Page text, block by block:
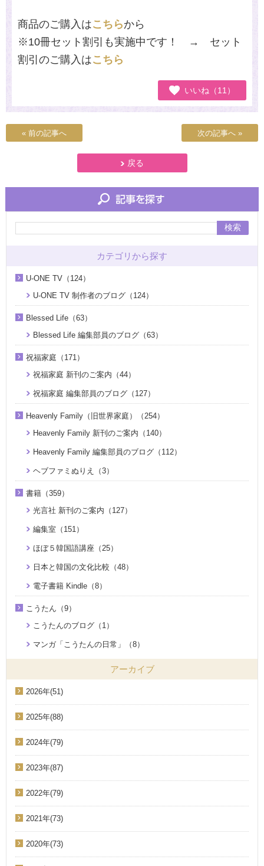
商品のご購入はこちらから
※10冊セット割引も実施中です！ → セット
割引のご購入はこちら
いいね（11）
« 前の記事へ 次の記事へ »
戻る
検索
カテゴリから探す
U-ONE TV（124）
U-ONE TV 制作者のブログ（124）
Blessed Life（63）
Blessed Life 編集部員のブログ（63）
祝福家庭（171）
祝福家庭 新刊のご案内（44）
祝福家庭 編集部員のブログ（127）
Heavenly Family（旧世界家庭）（254）
Heavenly Family 新刊のご案内（140）
Heavenly Family 編集部員のブログ（112）
ヘブファミぬりえ（3）
書籍（359）
光言社 新刊のご案内（127）
編集室（151）
ほぼ５韓国語講座（25）
日本と韓国の文化比較（48）
電子書籍 Kindle（8）
こうたん（9）
こうたんのブログ（1）
マンガ「こうたんの日常」（8）
アーカイブ
2026年(51)
2025年(88)
2024年(79)
2023年(87)
2022年(79)
2021年(73)
2020年(73)